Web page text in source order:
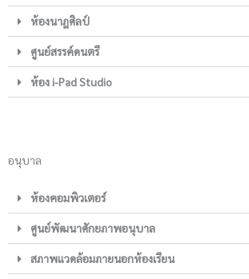
ห้องนาฎศิลป์
ศูนย์สรรค์ดนตรี
ห้อง i-Pad Studio
อนุบาล
ห้องคอมพิวเตอร์
ศูนย์พัฒนาศักยภาพอนุบาล
สภาพแวดล้อมภายนอกห้องเรียน